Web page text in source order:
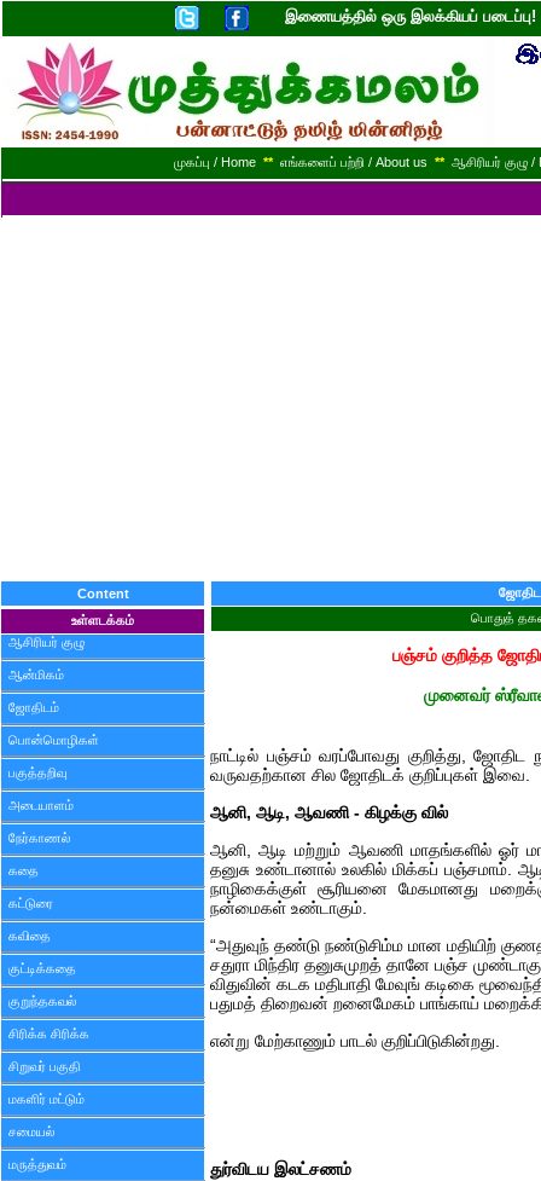
இணையத்தில் ஒரு இலக்கியப்
முகப்பு / Home ** எங்களைப் பற்றி / About us ** ஆசிரியர் குழு
Content
உள்ளடக்கம்
ஆசிரியர் குழு
ஆன்மிகம்
ஜோதிடம்
பொன்மொழிகள்
பகுத்தறிவு
அடையாளம்
நேர்காணல்
கதை
கட்டுரை
கவிதை
குட்டிக்கதை
குறுந்தகவல்
சிரிக்க சிரிக்க
சிறுவர் பகுதி
மகளிர் மட்டும்
சமையல்
மருத்துவம்
பொதுத்
பஞ்சம் குறித்த
முனைவர்
நாட்டில் பஞ்சம் வரப்போவது குறித்து, ஜோதிட
வருவதற்கான சில ஜோதிடக் குறிப்புகள் இவை.
ஆனி, ஆடி, ஆவணி - கிழக்கு வில்
ஆனி, ஆடி மற்றும் ஆவணி மாதங்களில் ஓர்
தனுசு உண்டானால் உலகில் மிக்கப் பஞ்சமாம்.
நாழிகைக்குள் சூரியனை மேகமானது
நன்மைகள் உண்டாகும்.
“அதுவுந் தண்டு நண்டுசிம்ம மான மதியிற்
சதுரா மிந்திர தனுசுமுறத் தானே பஞ்ச
விதுவின் கடக மதிபாதி மேவுங் கடிகை
பதுமத் திறைவன் றனைமேகம் பாங்காய்
என்று மேற்காணும் பாடல் குறிப்பிடுகின்றது.
துர்விடய இலட்சணம்